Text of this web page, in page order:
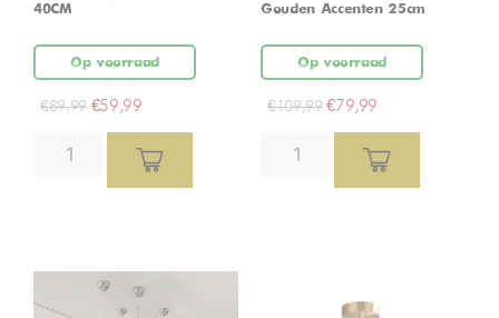
40CM
Op voorraad
€89,99 €59,99
Gouden Accenten 25cm
Op voorraad
€109,99 €79,99